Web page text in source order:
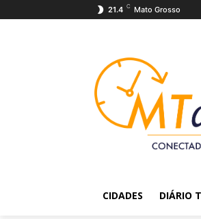
21.4 C Mato Grosso
CIDADES DIÁRIO